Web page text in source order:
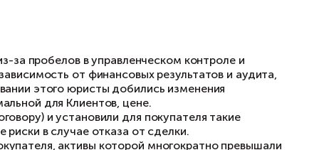
компетенции и знания Клиентов и
выплаты основной части цены
что, получив их, покупатель сможет
содержал жесткие санкции для
которые могли снизить стоимость сделки
Клиентов и минимизировать их риски при